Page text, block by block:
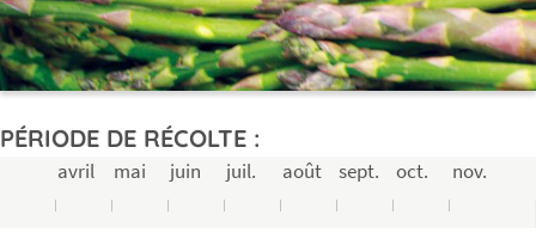
PÉRIODE DE RÉCOLTE :
avril mai juin juil. août sept. oct. nov.